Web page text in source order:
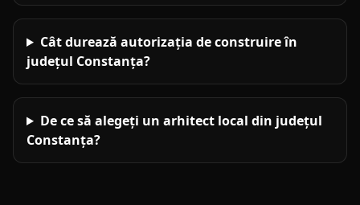
Cât durează autorizația de construire în
județul Constanța?
De ce să alegeți un arhitect local din județul
Constanța?